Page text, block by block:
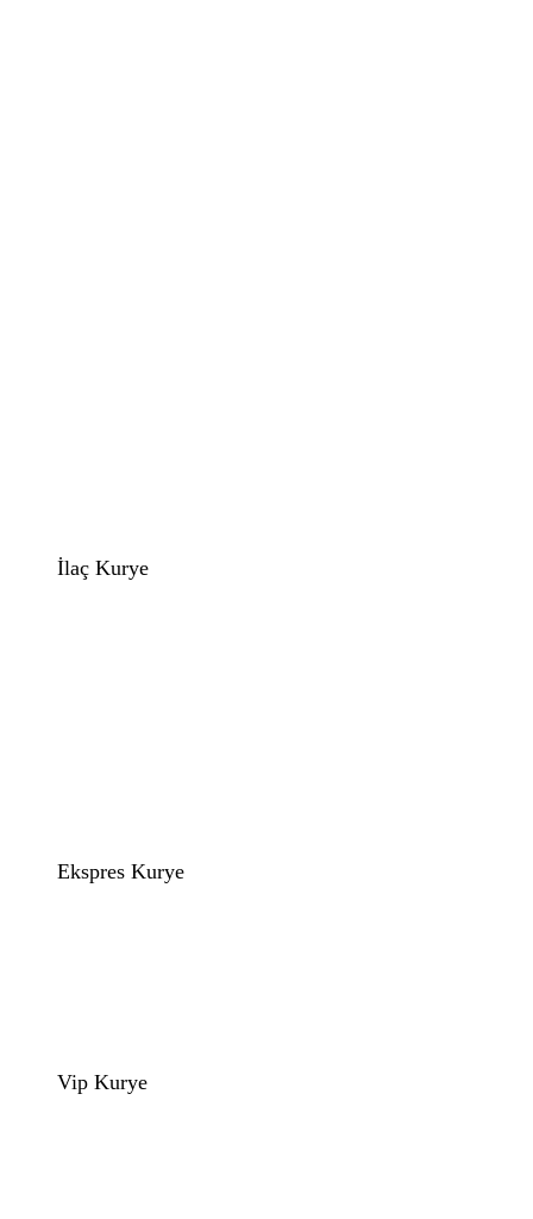
İlaç Kurye
Ekspres Kurye
Vip Kurye